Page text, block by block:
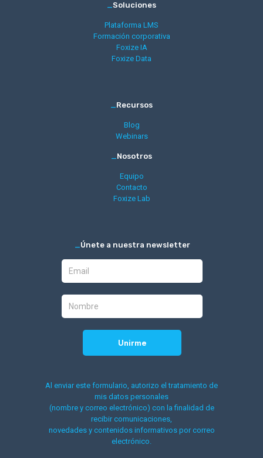
_Soluciones
Plataforma LMS
Formación corporativa
Foxize IA
Foxize Data
_Recursos
Blog
Webinars
_Nosotros
Equipo
Contacto
Foxize Lab
_Únete a nuestra newsletter
Al enviar este formulario, autorizo el tratamiento de
mis datos personales
(nombre y correo electrónico) con la finalidad de
recibir comunicaciones,
novedades y contenidos informativos por correo
electrónico.